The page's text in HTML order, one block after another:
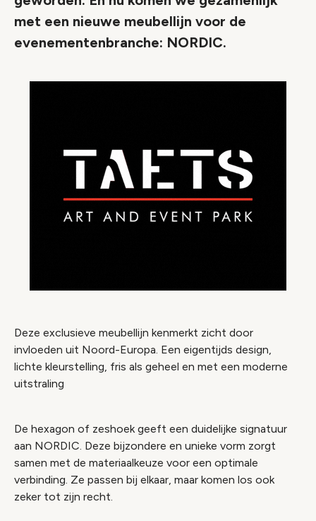
met een nieuwe meubellijn voor de
evenementenbranche: NORDIC.
Deze exclusieve meubellijn kenmerkt zicht door
invloeden uit Noord-Europa. Een eigentijds design,
lichte kleurstelling, fris als geheel en met een moderne
uitstraling
De hexagon of zeshoek geeft een duidelijke signatuur
aan NORDIC. Deze bijzondere en unieke vorm zorgt
samen met de materiaalkeuze voor een optimale
verbinding. Ze passen bij elkaar, maar komen los ook
zeker tot zijn recht.